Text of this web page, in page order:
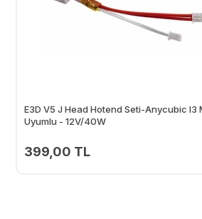
E3D V5 J Head Hotend Seti-Anycubic I3
Uyumlu - 12V/40W
399,00 TL